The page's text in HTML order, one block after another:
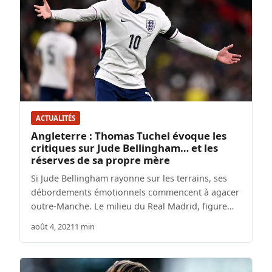
ACTUALITÉS
Angleterre : Thomas Tuchel évoque les
critiques sur Jude Bellingham… et les
réserves de sa propre mère
Si Jude Bellingham rayonne sur les terrains, ses
débordements émotionnels commencent à agacer
outre-Manche. Le milieu du Real Madrid, figure…
août 4, 20211 min